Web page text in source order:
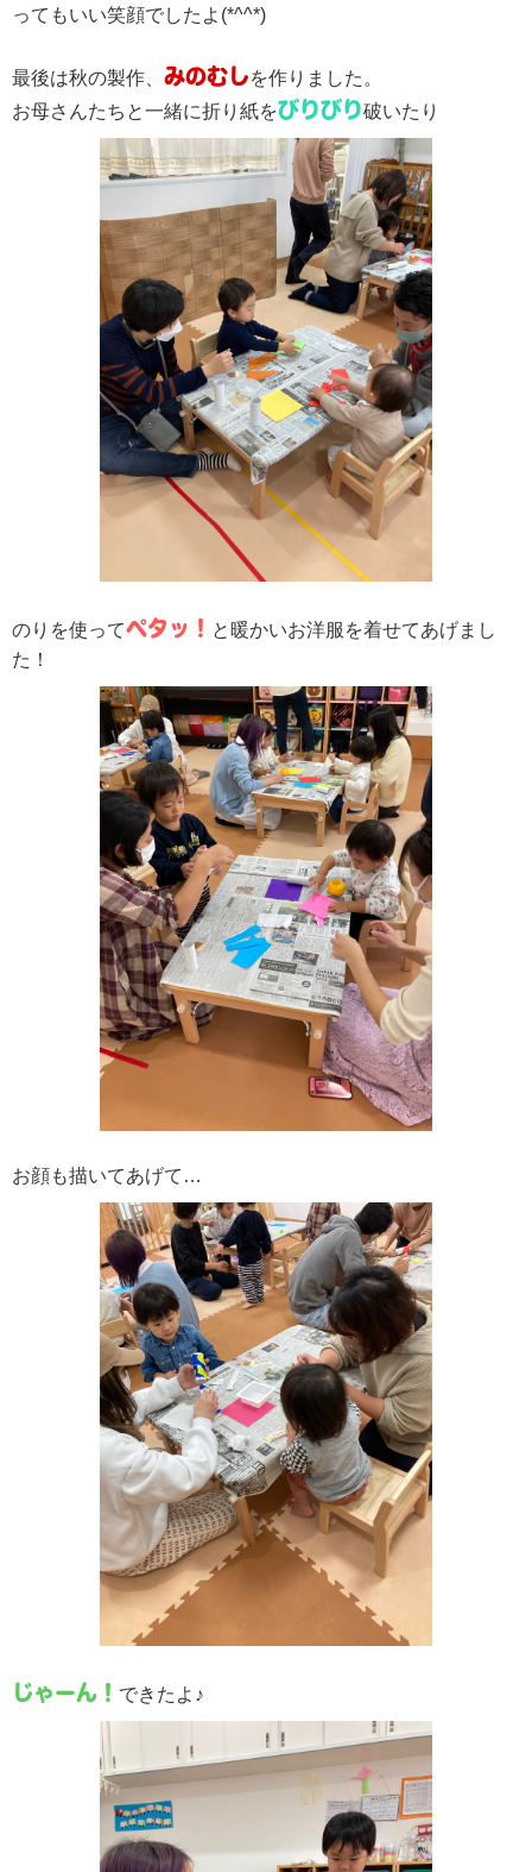
ってもいい笑顔でしたよ(*^^*)
最後は秋の製作、 みのむしを作りました。
お母さんたちと一緒に折り紙をびりびり破いたり
のりを使ってペタッ！ と暖かいお洋服を着せてあげまし
た！
お顔も描いてあげて…
じゃーん！ できたよ♪